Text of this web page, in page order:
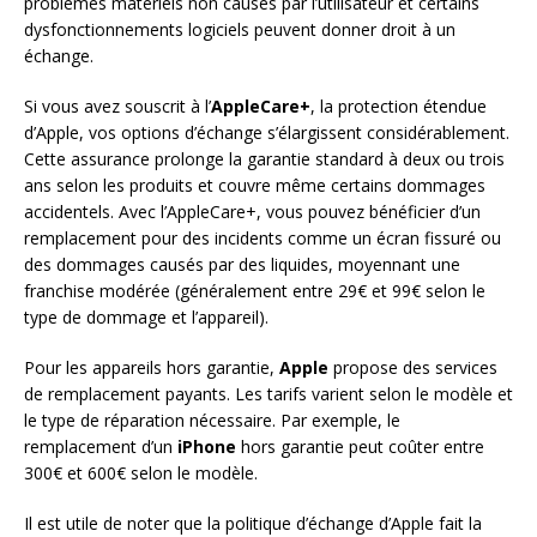
dysfonctionnements logiciels peuvent donner droit à un
échange.
Si vous avez souscrit à l’AppleCare+, la protection étendue
d’Apple, vos options d’échange s’élargissent considérablement.
Cette assurance prolonge la garantie standard à deux ou trois
ans selon les produits et couvre même certains dommages
accidentels. Avec l’AppleCare+, vous pouvez bénéficier d’un
remplacement pour des incidents comme un écran fissuré ou
des dommages causés par des liquides, moyennant une
franchise modérée (généralement entre 29€ et 99€ selon le
type de dommage et l’appareil).
Pour les appareils hors garantie, Apple propose des services
de remplacement payants. Les tarifs varient selon le modèle et
le type de réparation nécessaire. Par exemple, le
remplacement d’un iPhone hors garantie peut coûter entre
300€ et 600€ selon le modèle.
Il est utile de noter que la politique d’échange d’Apple fait la